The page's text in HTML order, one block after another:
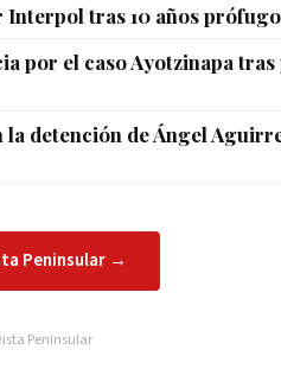
Interpol tras 10 años prófugo
por el caso Ayotzinapa tras
detención de Ángel
Peninsular →
Peninsular